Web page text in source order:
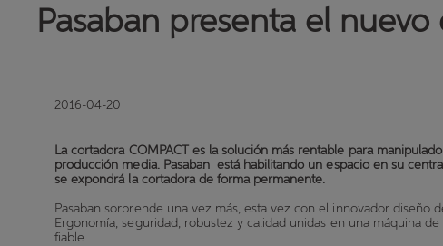
Pasaban presenta el
2016-04-20
La cortadora COMPACT es la solución más rentable para
producción media. Pasaban está habilitando un espacio en su
se expondrá la cortadora de forma permanente.
Pasaban sorprende una vez más, esta vez con el innovador diseño
Ergonomía, seguridad, robustez y calidad unidas en una máquina
fiable.